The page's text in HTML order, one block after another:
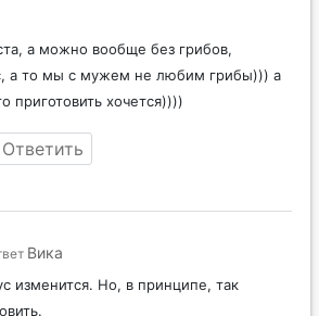
а можно вообще без грибов,
а то мы с мужем не любим грибы))) а
приготовить хочется))))
Ответить
Вика
изменится. Но, в принципе, так